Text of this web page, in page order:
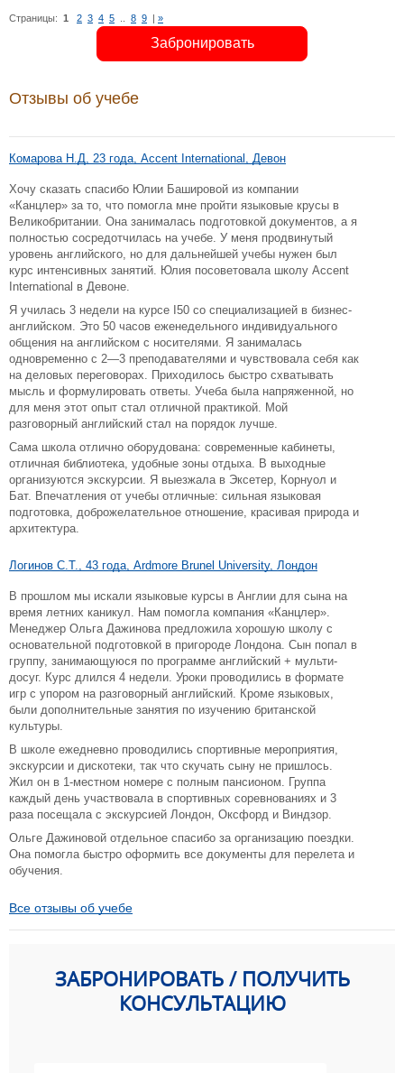
Страницы: 1 2 3 4 5 8 9 | »
Забронировать
Отзывы об учебе
Комарова Н.Д, 23 года, Accent International, Девон
Хочу сказать спасибо Юлии Башировой из компании
«Канцлер» за то, что помогла мне пройти языковые крусы в
Великобритании. Она занималась подготовкой документов, а я
полностью сосредотчилась на учебе. У меня продвинутый
уровень английского, но для дальнейшей учебы нужен был
курс интенсивных занятий. Юлия посоветовала школу Accent
International в Девоне.
Я училась 3 недели на курсе I50 со специализацией в бизнес-
английском. Это 50 часов еженедельного индивидуального
общения на английском с носителями. Я занималась
одновременно с 2—3 преподавателями и чувствовала себя как
на деловых переговорах. Приходилось быстро схватывать
мысль и формулировать ответы. Учеба была напряженной, но
для меня этот опыт стал отличной практикой. Мой
разговорный английский стал на порядок лучше.
Сама школа отлично оборудована: современные кабинеты,
отличная библиотека, удобные зоны отдыха. В выходные
организуются экскурсии. Я выезжала в Эксетер, Корнуол и
Бат. Впечатления от учебы отличные: сильная языковая
подготовка, доброжелательное отношение, красивая природа и
архитектура.
Логинов С.Т., 43 года, Ardmore Brunel University, Лондон
В прошлом мы искали языковые курсы в Англии для сына на
время летних каникул. Нам помогла компания «Канцлер».
Менеджер Ольга Дажинова предложила хорошую школу с
основательной подготовкой в пригороде Лондона. Сын попал в
группу, занимающуюся по программе английский + мульти-
досуг. Курс длился 4 недели. Уроки проводились в формате
игр с упором на разговорный английский. Кроме языковых,
были дополнительные занятия по изучению британской
культуры.
В школе ежедневно проводились спортивные мероприятия,
экскурсии и дискотеки, так что скучать сыну не пришлось.
Жил он в 1-местном номере с полным пансионом. Группа
каждый день участвовала в спортивных соревнованиях и 3
раза посещала с экскурсией Лондон, Оксфорд и Виндзор.
Ольге Дажиновой отдельное спасибо за организацию поездки.
Она помогла быстро оформить все документы для перелета и
обучения.
Все отзывы об учебе
ЗАБРОНИРОВАТЬ / ПОЛУЧИТЬ
КОНСУЛЬТАЦИЮ